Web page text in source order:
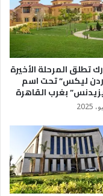
تطلق المرحلة الأخيرة
ليكس” تحت اسم
بغرب القاهرة